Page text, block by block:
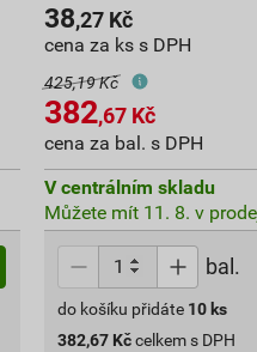
38,27Kč
cena za ks s DPH
425,19 Kč
382,67Kč
cena za bal. s DPH
V centrálním skladu
Můžete mít 11. 8. v
bal.
do košíku přidáte 10 ks
382,67 Kč celkem s DPH